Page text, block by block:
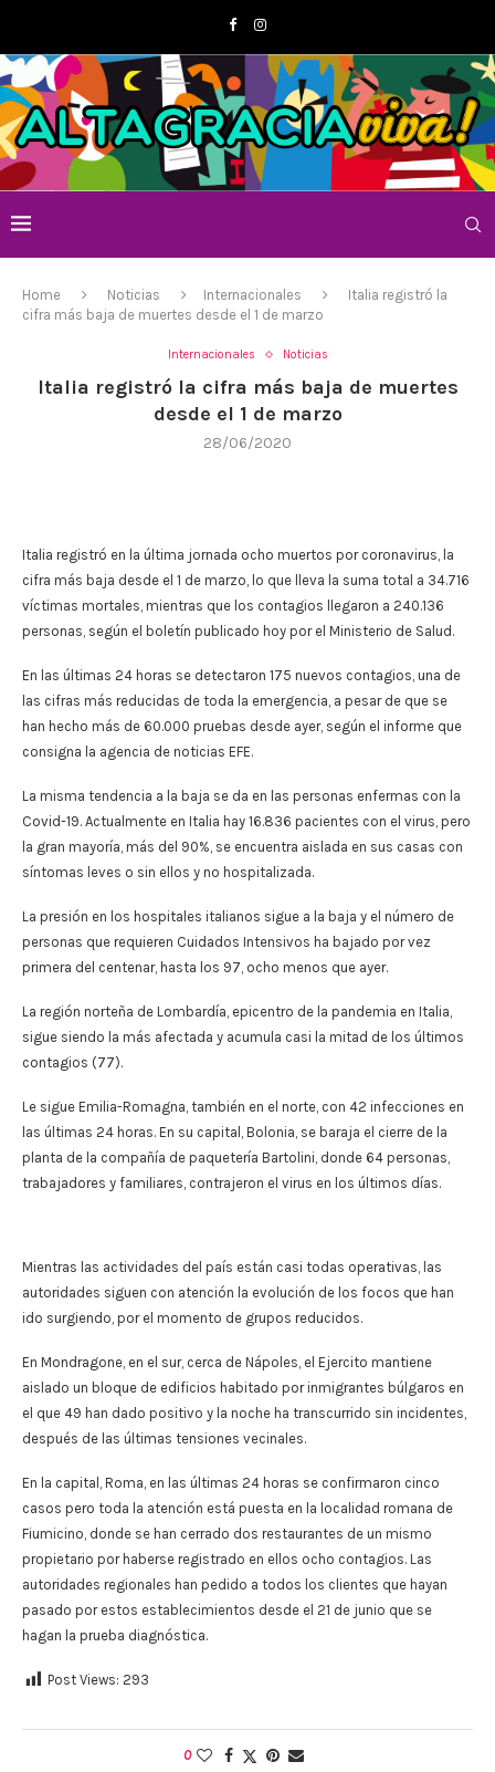
Home Noticias Internacionales
Italia registró la
cifra más baja de muertes desde el 1 de marzo
Internacionales Noticias
Italia registró la cifra más baja de muertes
desde el 1 de marzo
28/06/2020
Italia registró en la última jornada ocho muertos por coronavirus, la
cifra más baja desde el 1 de marzo, lo que lleva la suma total a 34.716
víctimas mortales, mientras que los contagios llegaron a 240.136
personas, según el boletín publicado hoy por el Ministerio de Salud.
En las últimas 24 horas se detectaron 175 nuevos contagios, una de
las cifras más reducidas de toda la emergencia, a pesar de que se
han hecho más de 60.000 pruebas desde ayer, según el informe que
consigna la agencia de noticias EFE.
La misma tendencia a la baja se da en las personas enfermas con la
Covid-19. Actualmente en Italia hay 16.836 pacientes con el virus, pero
la gran mayoría, más del 90%, se encuentra aislada en sus casas con
síntomas leves o sin ellos y no hospitalizada.
La presión en los hospitales italianos sigue a la baja y el número de
personas que requieren Cuidados Intensivos ha bajado por vez
primera del centenar, hasta los 97, ocho menos que ayer.
La región norteña de Lombardía, epicentro de la pandemia en Italia,
sigue siendo la más afectada y acumula casi la mitad de los últimos
contagios (77).
Le sigue Emilia-Romagna, también en el norte, con 42 infecciones en
las últimas 24 horas. En su capital, Bolonia, se baraja el cierre de la
planta de la compañía de paquetería Bartolini, donde 64 personas,
trabajadores y familiares, contrajeron el virus en los últimos días.
Mientras las actividades del país están casi todas operativas, las
autoridades siguen con atención la evolución de los focos que han
ido surgiendo, por el momento de grupos reducidos.
En Mondragone, en el sur, cerca de Nápoles, el Ejercito mantiene
aislado un bloque de edificios habitado por inmigrantes búlgaros en
el que 49 han dado positivo y la noche ha transcurrido sin incidentes,
después de las últimas tensiones vecinales.
En la capital, Roma, en las últimas 24 horas se confirmaron cinco
casos pero toda la atención está puesta en la localidad romana de
Fiumicino, donde se han cerrado dos restaurantes de un mismo
propietario por haberse registrado en ellos ocho contagios. Las
autoridades regionales han pedido a todos los clientes que hayan
pasado por estos establecimientos desde el 21 de junio que se
hagan la prueba diagnóstica.
Post Views: 293
0